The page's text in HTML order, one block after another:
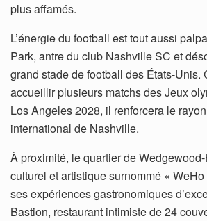
plus affamés.
L’énergie du football est tout aussi
Park, antre du club Nashville SC et
grand stade de football des États-Unis.
accueillir plusieurs matchs des Jeux
Los Angeles 2028, il renforcera le
international de Nashville.
À proximité, le quartier de
culturel et artistique surnommé «
ses expériences gastronomiques
Bastion, restaurant intimiste de 24